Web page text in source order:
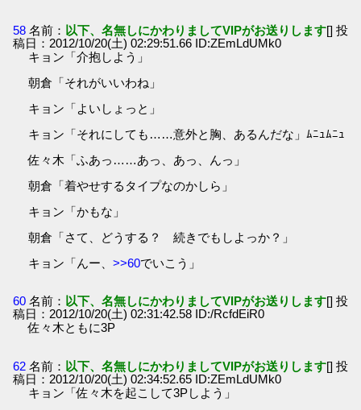
58 名前： 以下、名無しにかわりましてVIPがお送りします[] 投
稿日：2012/10/20(土) 02:29:51.66 ID:ZEmLdUMk0
キョン「介抱しよう」
朝倉「それがいいわね」
キョン「よいしょっと」
キョン「それにしても……意外と胸、あるんだな」ﾑﾆｭﾑﾆｭ
佐々木「ふあっ……あっ、あっ、んっ」
朝倉「着やせするタイプなのかしら」
キョン「かもな」
朝倉「さて、どうする？ 続きでもしよっか？」
キョン「んー、>>60でいこう」
60 名前： 以下、名無しにかわりましてVIPがお送りします[] 投
稿日：2012/10/20(土) 02:31:42.58 ID:/RcfdEiR0
佐々木ともに3P
62 名前： 以下、名無しにかわりましてVIPがお送りします[] 投
稿日：2012/10/20(土) 02:34:52.65 ID:ZEmLdUMk0
キョン「佐々木を起こして3Pしよう」